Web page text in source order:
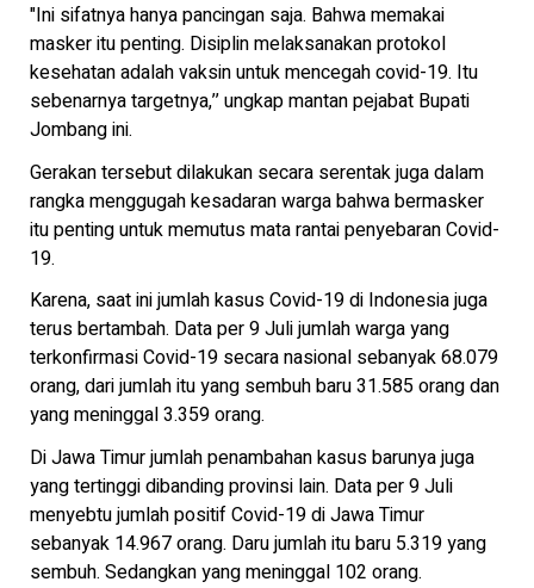
"Ini sifatnya hanya pancingan saja. Bahwa memakai
masker itu penting. Disiplin melaksanakan protokol
kesehatan adalah vaksin untuk mencegah covid-19. Itu
sebenarnya targetnya,’’ ungkap mantan pejabat Bupati
Jombang ini.
Gerakan tersebut dilakukan secara serentak juga dalam
rangka menggugah kesadaran warga bahwa bermasker
itu penting untuk memutus mata rantai penyebaran Covid-
19.
Karena, saat ini jumlah kasus Covid-19 di Indonesia juga
terus bertambah. Data per 9 Juli jumlah warga yang
terkonfirmasi Covid-19 secara nasional sebanyak 68.079
orang, dari jumlah itu yang sembuh baru 31.585 orang dan
yang meninggal 3.359 orang.
Di Jawa Timur jumlah penambahan kasus barunya juga
yang tertinggi dibanding provinsi lain. Data per 9 Juli
menyebtu jumlah positif Covid-19 di Jawa Timur
sebanyak 14.967 orang. Daru jumlah itu baru 5.319 yang
sembuh. Sedangkan yang meninggal 102 orang.